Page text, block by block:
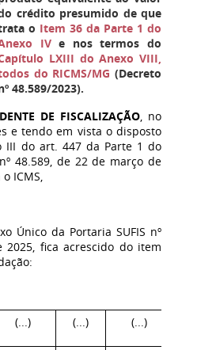
crédito presumido de que
o Item 36 da Parte 1 do
IVe nos termos do
LXIII do Anexo VIII,
do RICMS/MG (Decreto
48.589/2023).
DE FISCALIZAÇÃO, no
e tendo em vista o disposto
III do art. 447 da Parte 1 do
48.589, de 22 de março de
ICMS,
Único da Portaria SUFIS nº
fica acrescido do item
(...) (...) (...)